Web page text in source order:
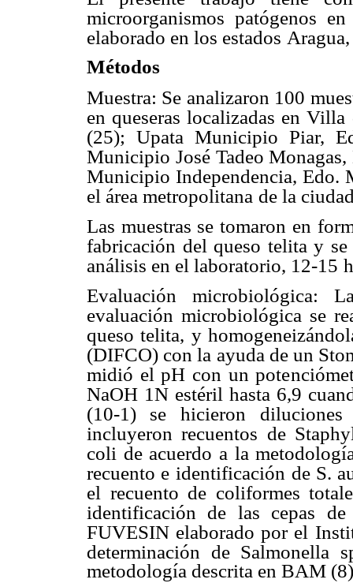
microorganismos patógenos
elaborado en los estados
Métodos
Muestra: Se analizaron 100
en queseras localizadas en Villa
(25); Upata Municipio Piar,
Municipio José Tadeo
Municipio Independencia, Edo.
el área metropolitana de la
Las muestras se tomaron en
fabricación del queso telita y se
análisis en el laboratorio, 12-15
Evaluación microbiológica:
evaluación microbiológica se
queso telita, y
(DIFCO) con la ayuda de un
midió el pH con un
NaOH 1N estéril hasta 6,9
(10-1) se hicieron
incluyeron recuentos de
coli de acuerdo a la
recuento e identificación de S.
el recuento de coliformes
identificación de las cepas
FUVESIN elaborado por el
determinación de Salmonella
metodología descrita en BAM